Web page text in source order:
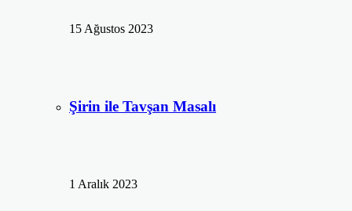
15 Ağustos 2023
Şirin ile Tavşan Masalı
1 Aralık 2023